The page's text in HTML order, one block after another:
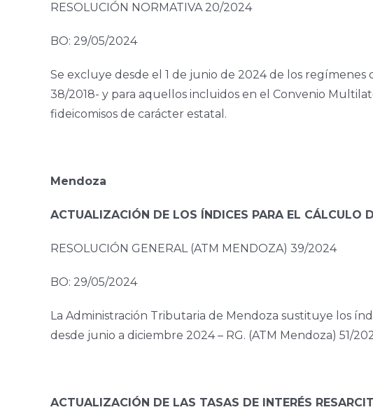
RESOLUCIÓN NORMATIVA 20/2024
BO: 29/05/2024
Se excluye desde el 1 de junio de 2024 de los regímenes
38/2018- y para aquellos incluidos en el Convenio
fideicomisos de carácter estatal.
Mendoza
ACTUALIZACIÓN DE LOS ÍNDICES PARA EL CÁLCULO
RESOLUCIÓN GENERAL (ATM MENDOZA) 39/2024
BO: 29/05/2024
La Administración Tributaria de Mendoza sustituye los
desde junio a diciembre 2024 – RG. (ATM Mendoza) 51/
ACTUALIZACIÓN DE LAS TASAS DE INTERÉS